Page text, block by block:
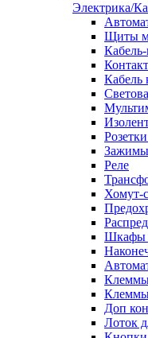
Электрика/
Щиты
Кабель
Зажимы
Реле
Хомут-
Шкафы
Доп
Лоток